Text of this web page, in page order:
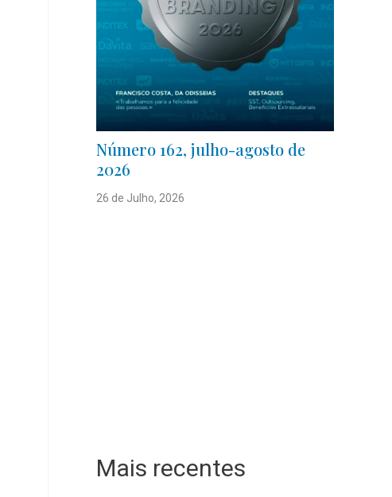
Número 162, julho-agosto de
2026
26 de Julho, 2026
Mais recentes